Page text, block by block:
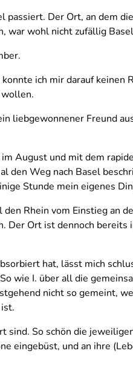
Der Ort, an dem
war wohl nicht zufällig
ich mir darauf keinen
liebgewonnener Freund
August und mit dem
den Weg nach Basel
Stunde mein eigenes
Rhein vom Einstieg an
Der Ort ist dennoch bereits
hat, lässt mich
wie I. über all die
nicht so gemeint,
So schön die
eingebüst, und an ihre